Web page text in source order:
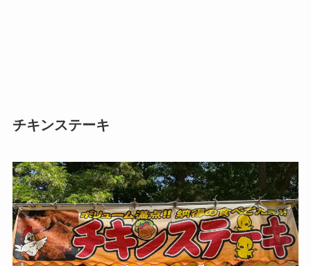
チキンステーキ